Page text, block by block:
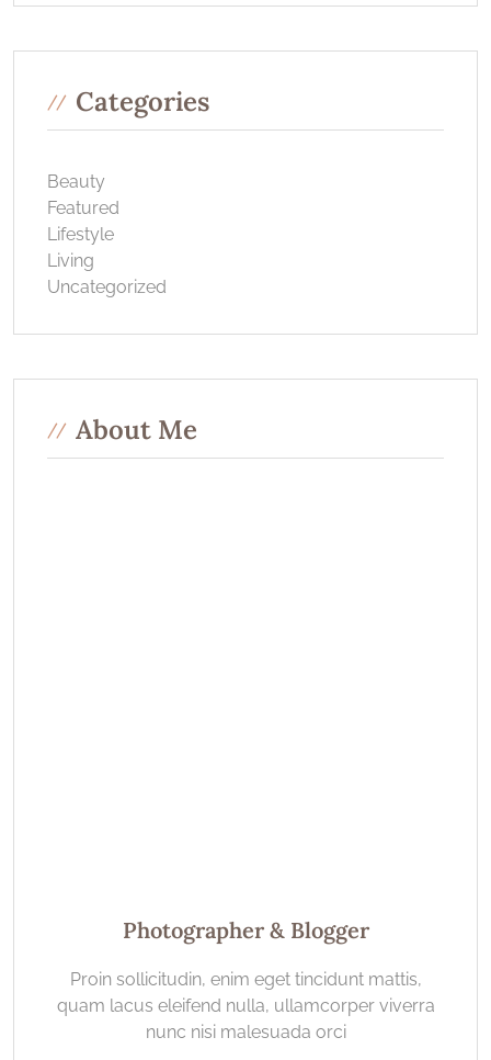
Categories
Beauty
Featured
Lifestyle
Living
Uncategorized
About Me
Photographer & Blogger
Proin sollicitudin, enim eget tincidunt mattis,
quam lacus eleifend nulla, ullamcorper viverra
nunc nisi malesuada orci